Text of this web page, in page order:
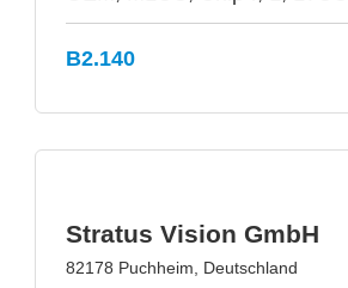
B2.140
Stratus Vision GmbH
82178 Puchheim, Deutschland